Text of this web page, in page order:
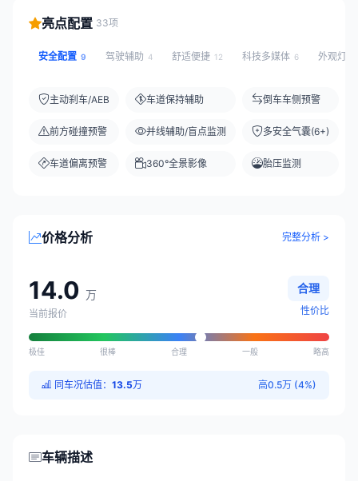
亮点配置 33项
安全配置 9 驾驶辅助 4 舒适便捷 12 科技多媒体 6 外观灯光
主动刹车/AEB
前方碰撞预警
车道偏离预警
车道保持辅助
并线辅助/盲点监测
360°全景影像
倒车车侧预警
多安全气囊(6+)
胎压监测
价格分析 完整分析 >
14.0 万
当前报价
合理
性价比
极佳 很棒 合理 一般 略高
同车况估值： 13.5万 高0.5万 (4%)
车辆描述